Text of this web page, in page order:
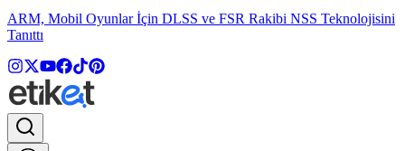
ARM, Mobil Oyunlar İçin DLSS ve FSR Rakibi NSS Teknolojisini
Tanıttı